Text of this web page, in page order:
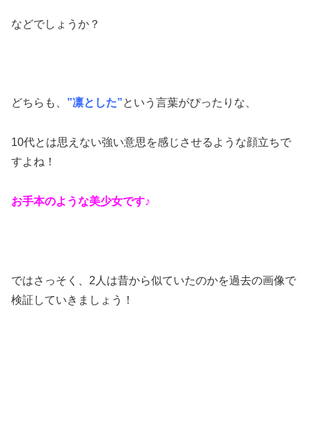
などでしょうか？
どちらも、 ”凛とした”という言葉がぴったりな、
10代とは思えない強い意思を感じさせるような顔立ちで
すよね！
お手本のような美少女です♪
ではさっそく、2人は昔から似ていたのかを過去の画像で
検証していきましょう！